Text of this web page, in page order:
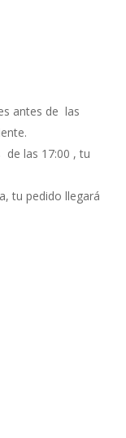
antes de las
de las 17:00 , tu
tu pedido llegará